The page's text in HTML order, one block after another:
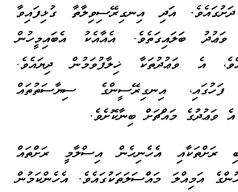
އަދި އިނގިރޭސިވިލާތާ ގުޅިފައިވާ
ބަލައިގަތެވެ. އެއާއެކު އެބައިމީހުން
އެ ވަޢުދުތަކާ ޚިލާފުވަމުން ދިޔައެވެ.
އިނގިރޭސީންގެ ސިޔާސަތުތައް
ވަޢުދުގެ މައްޗަށް ބިނާކޮށެވެ.
ރަށްތަކާއި އެހެނިހެން އިސްލާމީ ރަށްތައް
އަމިއްލަ މައްސަލަތަކުގައެވެ. އެހެންކަމުން